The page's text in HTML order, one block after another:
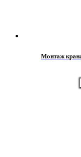
Монтаж